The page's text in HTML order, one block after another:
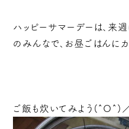
ハッピーサマーデーは、来週
のみんなで、お昼ごはんに
ご飯も炊いてみよう(^O^)